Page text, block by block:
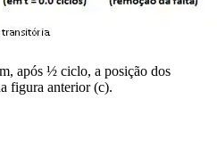
após ½ ciclo, a posição dos
figura anterior (c).